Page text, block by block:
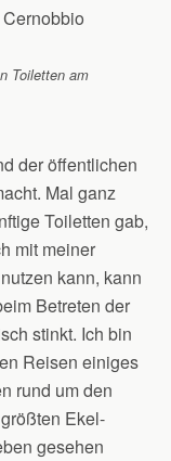
Toiletten am
der öffentlichen
Mal ganz
Toiletten gab,
mit meiner
kann, kann
Betreten der
stinkt. Ich bin
Reisen einiges
rund um den
Ekel-
gesehen